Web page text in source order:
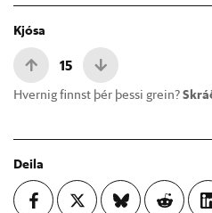
Kjósa
15
Hvernig finnst þér þessi grein?
Deila